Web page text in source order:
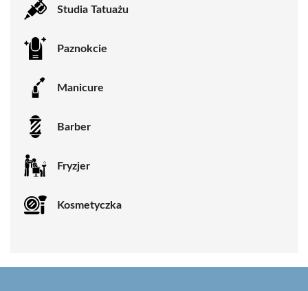
Studia Tatuażu
Paznokcie
Manicure
Barber
Fryzjer
Kosmetyczka